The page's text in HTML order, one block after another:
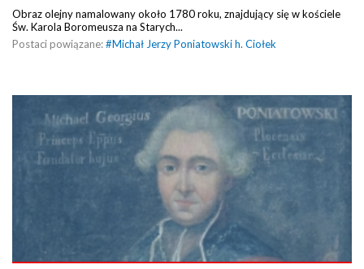
Obraz olejny namalowany około 1780 roku, znajdujący się w kościele
Św. Karola Boromeusza na Starych...
Postaci powiązane:#Michał Jerzy Poniatowski h. Ciołek